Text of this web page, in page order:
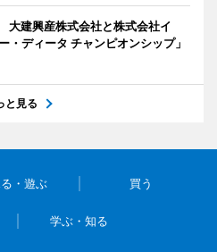
建興産株式会社と株式会社イ
・ディータ チャンピオンシップ」
と見る
・遊ぶ 買う
学ぶ・知る